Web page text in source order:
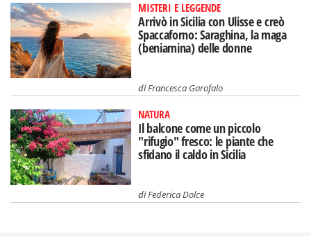
MISTERI E LEGGENDE
Arrivò in Sicilia con Ulisse e creò
Spaccaforno: Saraghina, la maga
(beniamina) delle donne
diFrancesca Garofalo
NATURA
Il balcone come un piccolo
"rifugio" fresco: le piante che
sfidano il caldo in Sicilia
diFederica Dolce